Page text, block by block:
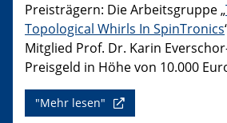
Preisträgern: Die Arbeitsgruppe „
Topological Whirls In SpinTronics
Mitglied Prof. Dr. Karin
Preisgeld in Höhe von 10.000
"Mehr lesen"